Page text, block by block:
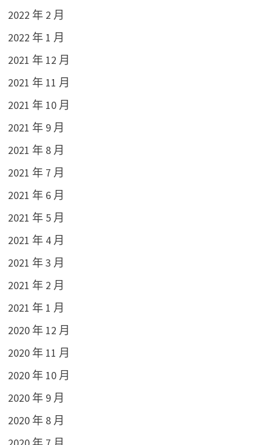
2022 年 2 月
2022 年 1 月
2021 年 12 月
2021 年 11 月
2021 年 10 月
2021 年 9 月
2021 年 8 月
2021 年 7 月
2021 年 6 月
2021 年 5 月
2021 年 4 月
2021 年 3 月
2021 年 2 月
2021 年 1 月
2020 年 12 月
2020 年 11 月
2020 年 10 月
2020 年 9 月
2020 年 8 月